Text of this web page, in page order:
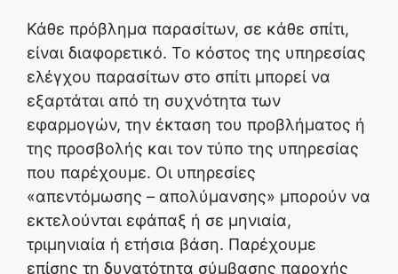
Κάθε πρόβλημα παρασίτων, σε κάθε σπίτι,
είναι διαφορετικό. Το κόστος της υπηρεσίας
ελέγχου παρασίτων στο σπίτι μπορεί να
εξαρτάται από τη συχνότητα των
εφαρμογών, την έκταση του προβλήματος ή
της προσβολής και τον τύπο της υπηρεσίας
που παρέχουμε. Οι υπηρεσίες
«απεντόμωσης – απολύμανσης» μπορούν να
εκτελούνται εφάπαξ ή σε μηνιαία,
τριμηνιαία ή ετήσια βάση. Παρέχουμε
επίσης τη δυνατότητα σύμβασης παροχής